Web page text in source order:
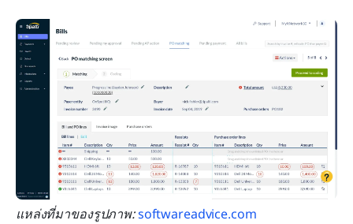
แหล่งที่มาของรูปภาพ: softwareadvice.com